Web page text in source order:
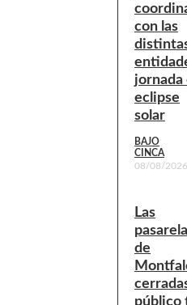
con las
jornada
eclipse
solar
BAJO
CINCA
08/08/2026
Las
de
público